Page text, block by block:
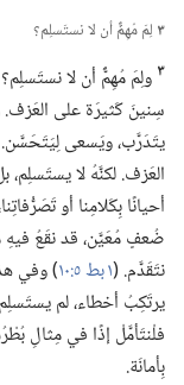
٣ لِمَ مُهِمٌّ أن لا نستَسلِم؟‏
٣ ولِمَ مُهِمٌّ أن لا نستَسلِم؟‏
سِنينَ كَثيرَة على
يتَدَرَّب،‏ ويَسعى
العَزف.‏ لكنَّهُ لا
أحيانًا بِكَلامِنا أو
ضُعفٍ مُعَيَّن،‏ قد نقَعُ فيهِ
نتَقَدَّم.‏ (‏١ بط ٥:‏١٠
‏)‏ وفي
يرتَكِبُ أخطاء،‏ لم
فلْنتَأمَّلْ إذًا في مِثالِ
بِأمانَة.‏